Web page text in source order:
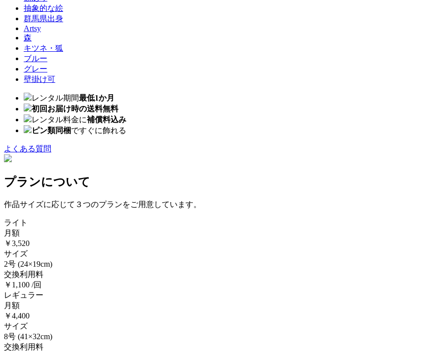
抽象的な絵
群馬県出身
Artsy
森
キツネ・狐
ブルー
グレー
壁掛け可
レンタル期間最低1か月
初回お届け時の送料無料
レンタル料金に補償料込み
ピン類同梱ですぐに飾れる
よくある質問
プランについて
作品サイズに応じて３つのプランをご用意しています。
ライト
月額
￥3,520
サイズ
2号 (24×19cm)
交換利用料
￥1,100 /回
レギュラー
月額
￥4,400
サイズ
8号 (41×32cm)
交換利用料